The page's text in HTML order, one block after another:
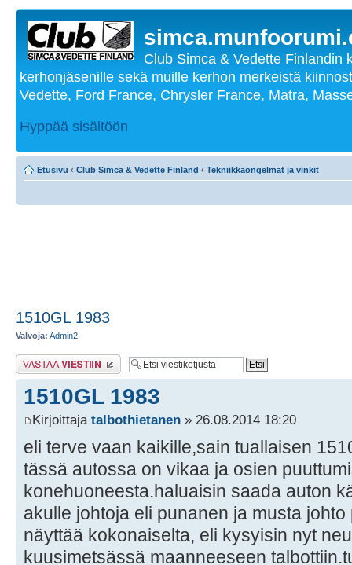
Club Simca & Vedette Finlandin
kerhonjäsenille sekä muille kerhon merkeistä
Vedette, Ford France, Chrysler France, Matra,
Hyppää sisältöön
Etusivu ‹ Club Simca & Vedette Finland ‹ Tekniikkaongelmat ja vinkit
1510GL 1983
Valvoja: Admin2
Lähetä vastaus
1510GL 1983
Kirjoittaja talbothietanen » 26.08.2014 18:20
eli terve vaan kaikille,sain tuallaisen
tässä autossa on vikaa ja osien
konehuoneesta.haluaisin saada auton
akulle johtoja eli punanen ja musta
näyttää kokonaiselta, eli kysyisin nyt
kuusimetsässä maanneeseen